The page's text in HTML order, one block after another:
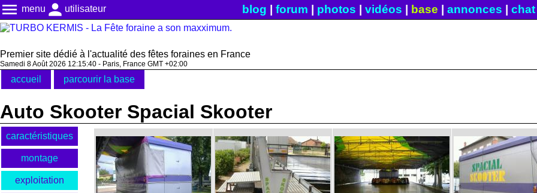
menu menu person utilisateur blog forum photos vidéos base annonces chat|
Premier site dédié à l'actualité des fêtes foraines en France
Samedi 8 Août 2026 12:15:41 - Paris, France GMT +02:00
accueil parcourir la base
Auto Skooter Spacial Skooter
caractéristiques
montage
exploitation